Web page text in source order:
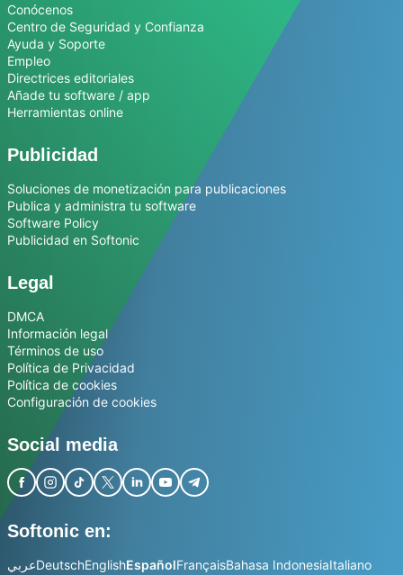
Conócenos
Centro de Seguridad y Confianza
Ayuda y Soporte
Empleo
Directrices editoriales
Añade tu software / app
Herramientas online
Publicidad
Soluciones de monetización para publicaciones
Publica y administra tu software
Software Policy
Publicidad en Softonic
Legal
DMCA
Información legal
Términos de uso
Política de Privacidad
Política de cookies
Configuración de cookies
Social media
Softonic en:
عربيDeutschEnglishEspañolFrançaisBahasa IndonesiaItaliano